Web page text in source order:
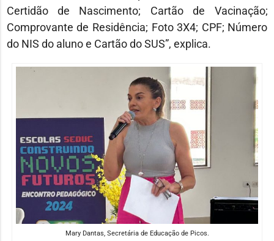
Certidão de Nascimento; Cartão de Vacinação;
Comprovante de Residência; Foto 3X4; CPF; Número
do NIS do aluno e Cartão do SUS”, explica.
Mary Dantas, Secretária de Educação de Picos.